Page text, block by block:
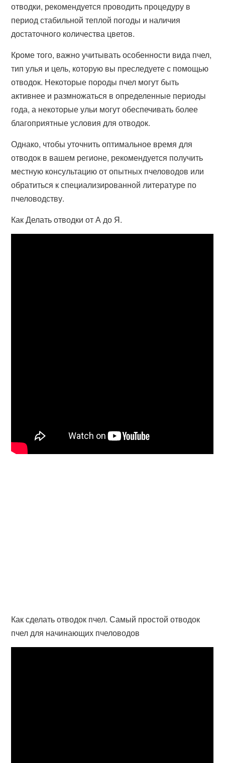
отводки, рекомендуется проводить процедуру в
период стабильной теплой погоды и наличия
достаточного количества цветов.
Кроме того, важно учитывать особенности вида пчел,
тип улья и цель, которую вы преследуете с помощью
отводок. Некоторые породы пчел могут быть
активнее и размножаться в определенные периоды
года, а некоторые ульи могут обеспечивать более
благоприятные условия для отводок.
Однако, чтобы уточнить оптимальное время для
отводок в вашем регионе, рекомендуется получить
местную консультацию от опытных пчеловодов или
обратиться к специализированной литературе по
пчеловодству.
Как Делать отводки от А до Я.
Как сделать отводок пчел. Самый простой отводок
пчел для начинающих пчеловодов